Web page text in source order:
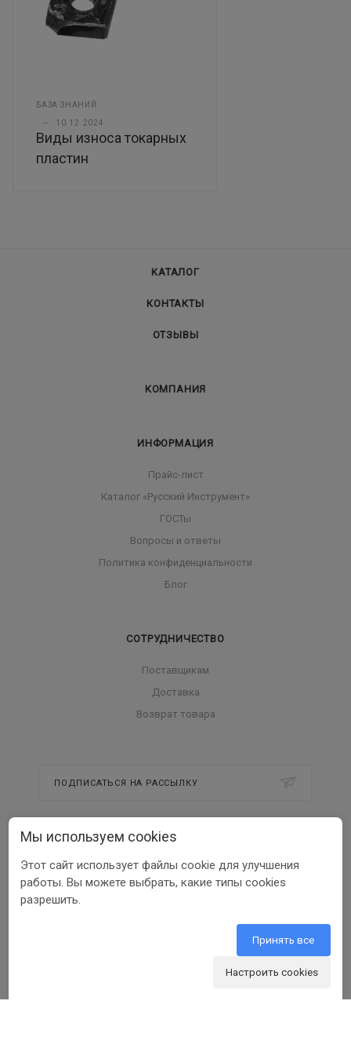
БАЗА ЗНАНИЙ
— 10.12.2024
Виды износа токарных
пластин
КАТАЛОГ
КОНТАКТЫ
ОТЗЫВЫ
КОМПАНИЯ
ИНФОРМАЦИЯ
Прайс-лист
Каталог «Русский Инструмент»
ГОСТы
Вопросы и ответы
Политика конфиденциальности
Блог
СОТРУДНИЧЕСТВО
Поставщикам
Доставка
Возврат товара
ПОДПИСАТЬСЯ НА РАССЫЛКУ
8 800 350 56 58
info@beltools.ru
Северный, зд. 7, помещ. 1
Мы используем cookies
Этот сайт использует файлы cookie для улучшения
работы. Вы можете выбрать, какие типы cookies
разрешить.
Настроить cookies
Принять все